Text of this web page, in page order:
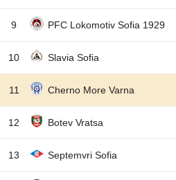
9 PFC Lokomotiv Sofia 1929
10 Slavia Sofia
11 Cherno More Varna
12 Botev Vratsa
13 Septemvri Sofia